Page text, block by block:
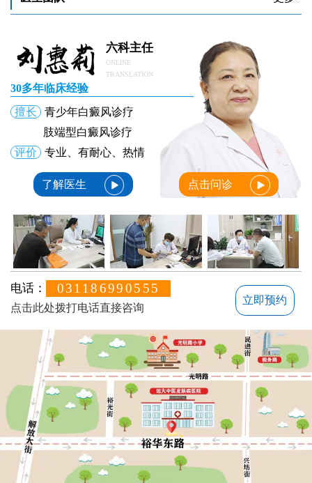
六科主任
ONLINE
TRANSLATION
30多年临床经验
擅长
青少年白癜风诊疗
肢端型白癜风诊疗
评价
专业、有耐心、热情
了解医生 点击问诊
电话： 031186990555
点击此处拨打电话直接咨询
立即预约
方便说下您的白癜风症状？